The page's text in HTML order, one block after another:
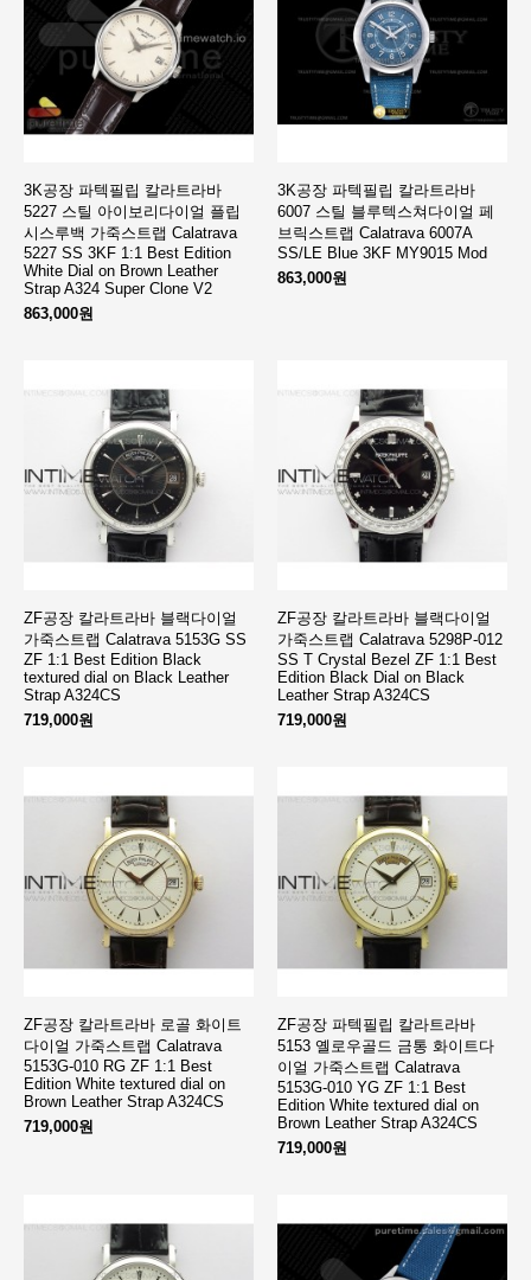
3K공장 파텍필립 칼라트라바
5227 스틸 아이보리다이얼 플립
시스루백 가죽스트랩 Calatrava
5227 SS 3KF 1:1 Best Edition
White Dial on Brown Leather
Strap A324 Super Clone V2
863,000원
3K공장 파텍필립 칼라트라바
6007 스틸 블루텍스쳐다이얼 페
브릭스트랩 Calatrava 6007A
SS/LE Blue 3KF MY9015 Mod
863,000원
ZF공장 칼라트라바 블랙다이얼
가죽스트랩 Calatrava 5153G SS
ZF 1:1 Best Edition Black
textured dial on Black Leather
Strap A324CS
719,000원
ZF공장 칼라트라바 블랙다이얼
가죽스트랩 Calatrava 5298P-012
SS T Crystal Bezel ZF 1:1 Best
Edition Black Dial on Black
Leather Strap A324CS
719,000원
ZF공장 칼라트라바 로골 화이트
다이얼 가죽스트랩 Calatrava
5153G-010 RG ZF 1:1 Best
Edition White textured dial on
Brown Leather Strap A324CS
719,000원
ZF공장 파텍필립 칼라트라바
5153 옐로우골드 금통 화이트다
이얼 가죽스트랩 Calatrava
5153G-010 YG ZF 1:1 Best
Edition White textured dial on
Brown Leather Strap A324CS
719,000원